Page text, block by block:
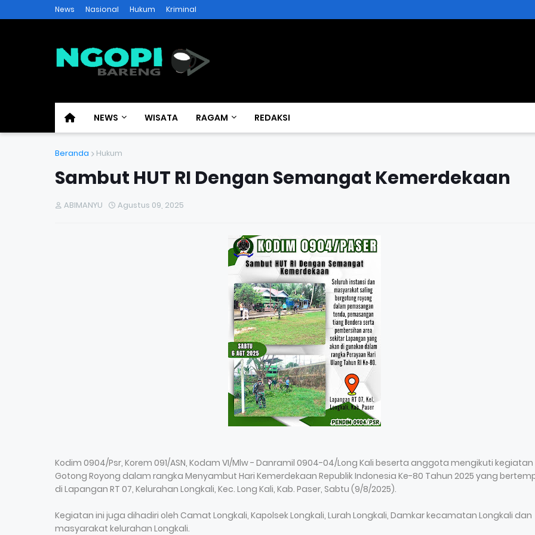
News Nasional Hukum Kriminal
NEWS WISATA RAGAM REDAKSI
Beranda Hukum
Sambut HUT RI Dengan Semangat Kemerdekaan
ABIMANYU Agustus 09, 2025
Kodim 0904/Psr, Korem 091/ASN, Kodam VI/Mlw - Danramil 0904-04/Long Kali beserta anggota mengikuti kegiatan
Gotong Royong dalam rangka Menyambut Hari Kemerdekaan Republik Indonesia Ke-80 Tahun 2025 yang
di Lapangan RT 07, Kelurahan Longkali, Kec. Long Kali, Kab. Paser, Sabtu (9/8/2025).
Kegiatan ini juga dihadiri oleh Camat Longkali, Kapolsek Longkali, Lurah Longkali, Damkar kecamatan Longkali dan
masyarakat kelurahan Longkali.